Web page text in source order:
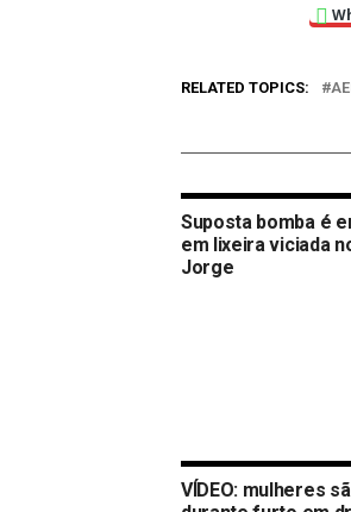
RELATED TOPICS:
Suposta bomba é
em lixeira viciada
Jorge
VÍDEO: mulheres